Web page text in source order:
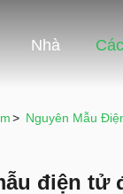
Nhà
> Nguyên Mẫu
điện tử